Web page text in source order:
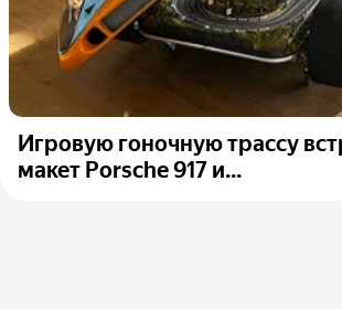
Игровую гоночную трассу
макет Porsche 917 и...